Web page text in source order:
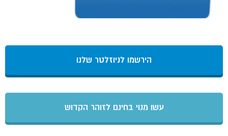
הירשמו לניוזלטר שלנו
עשו מנוי בחינם לזוהר הקדוש